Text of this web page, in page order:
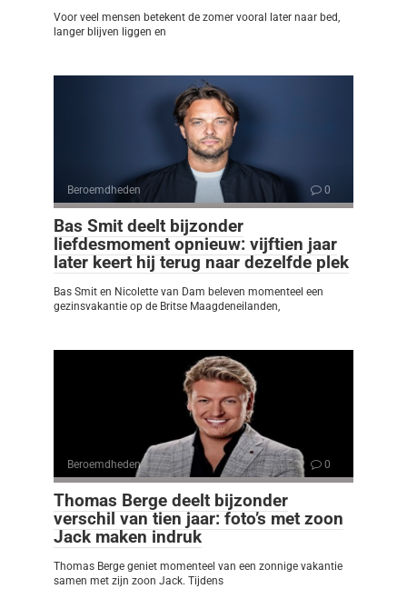
Voor veel mensen betekent de zomer vooral later naar bed,
langer blijven liggen en
Beroemdheden 0
Bas Smit deelt bijzonder
liefdesmoment opnieuw: vijftien jaar
later keert hij terug naar dezelfde plek
Bas Smit en Nicolette van Dam beleven momenteel een
gezinsvakantie op de Britse Maagdeneilanden,
Beroemdheden 0
Thomas Berge deelt bijzonder
verschil van tien jaar: foto’s met zoon
Jack maken indruk
Thomas Berge geniet momenteel van een zonnige vakantie
samen met zijn zoon Jack. Tijdens